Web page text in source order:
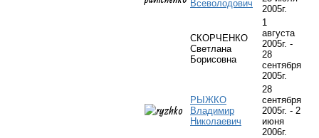
Всеволодович
2005г.
СКОРЧЕНКО
Светлана
Борисовна
1
августа
2005г. -
28
сентября
2005г.
РЫЖКО
Владимир
Николаевич
28
сентября
2005г. - 2
июня
2006г.